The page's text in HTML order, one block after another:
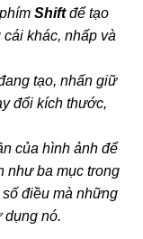
Shiftđể tạo
khác, nhấp và
tạo, nhấn giữ
đổi kích thước,
của hình ảnh để
như ba mục trong
điều mà những
dụng nó.